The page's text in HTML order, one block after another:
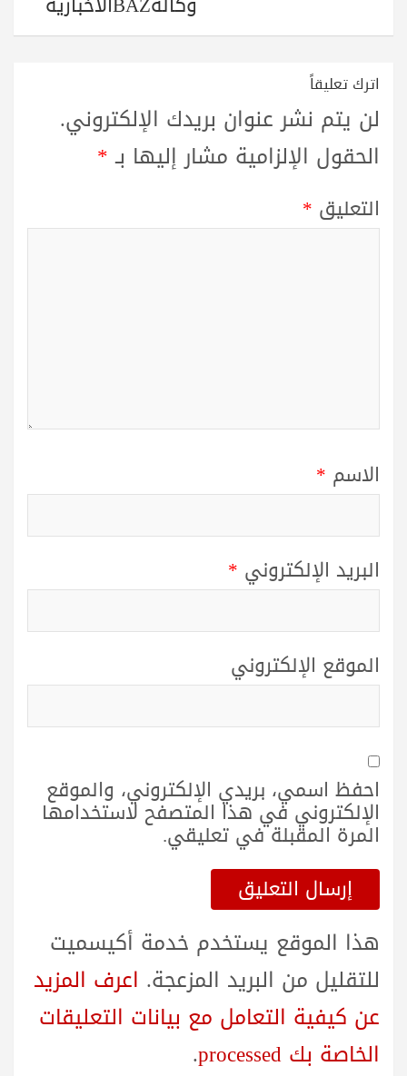
اترك تعليقاً
لن يتم نشر عنوان بريدك الإلكتروني.
الحقول الإلزامية مشار إليها بـ*
التعليق *
الاسم *
البريد الإلكتروني *
الموقع الإلكتروني
احفظ اسمي، بريدي الإلكتروني، والموقع
الإلكتروني في هذا المتصفح لاستخدامها
المرة المقبلة في تعليقي.
هذا الموقع يستخدم خدمة أكيسميت
للتقليل من البريد المزعجة. اعرف المزيد
عن كيفية التعامل مع بيانات التعليقات
الخاصة بك processed
.